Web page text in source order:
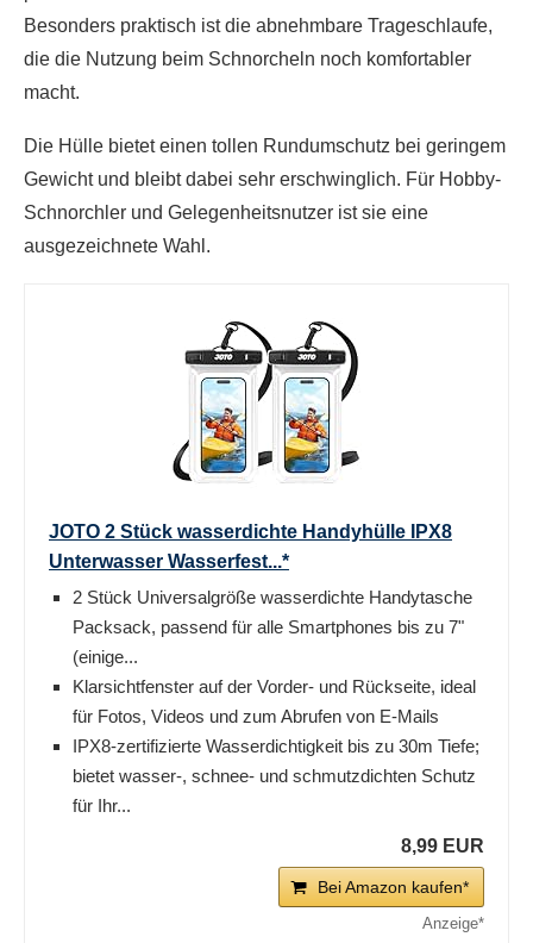
Besonders praktisch ist die abnehmbare Trageschlaufe,
die die Nutzung beim Schnorcheln noch komfortabler
macht.
Die Hülle bietet einen tollen Rundumschutz bei geringem
Gewicht und bleibt dabei sehr erschwinglich. Für Hobby-
Schnorchler und Gelegenheitsnutzer ist sie eine
ausgezeichnete Wahl.
JOTO 2 Stück wasserdichte Handyhülle IPX8
Unterwasser Wasserfest...*
2 Stück Universalgröße wasserdichte Handytasche
Packsack, passend für alle Smartphones bis zu 7"
(einige...
Klarsichtfenster auf der Vorder- und Rückseite, ideal
für Fotos, Videos und zum Abrufen von E-Mails
IPX8-zertifizierte Wasserdichtigkeit bis zu 30m Tiefe;
bietet wasser-, schnee- und schmutzdichten Schutz
für Ihr...
8,99 EUR
Bei Amazon kaufen*